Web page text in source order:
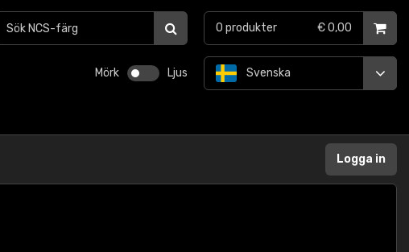
Mörk Ljus Svenska
0 produkter € 0,00
Logga in